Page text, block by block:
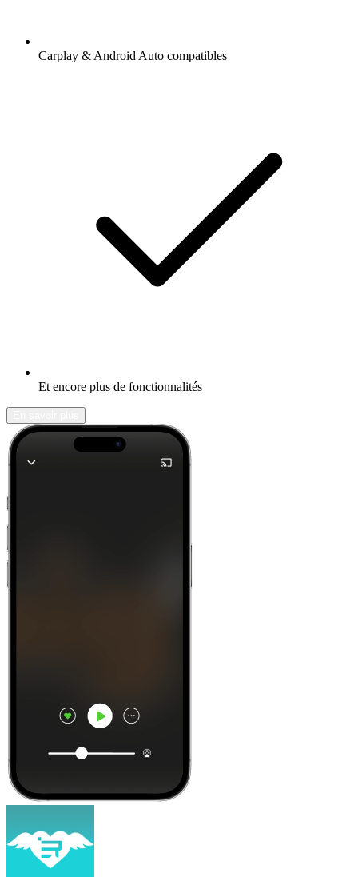
Carplay & Android Auto compatibles
Et encore plus de fonctionnalités